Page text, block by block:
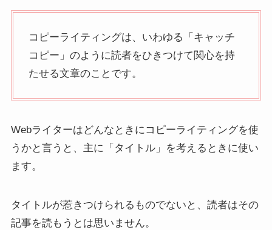
コピーライティングは、いわゆる「キャッチ
コピー」のように読者をひきつけて関心を持
たせる文章のことです。
Webライターはどんなときにコピーライティングを使
うかと言うと、主に「タイトル」を考えるときに使い
ます。
タイトルが惹きつけられるものでないと、読者はその
記事を読もうとは思いません。